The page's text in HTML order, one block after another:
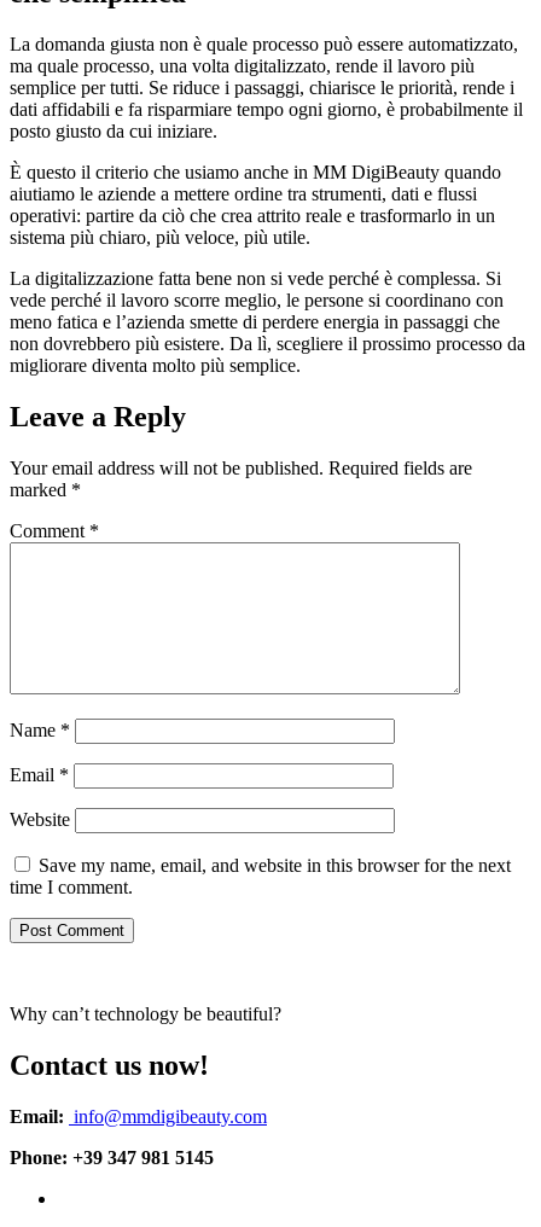
La domanda giusta non è quale processo può essere automatizzato,
ma quale processo, una volta digitalizzato, rende il lavoro più
semplice per tutti. Se riduce i passaggi, chiarisce le priorità, rende i
dati affidabili e fa risparmiare tempo ogni giorno, è probabilmente il
posto giusto da cui iniziare.
È questo il criterio che usiamo anche in MM DigiBeauty quando
aiutiamo le aziende a mettere ordine tra strumenti, dati e flussi
operativi: partire da ciò che crea attrito reale e trasformarlo in un
sistema più chiaro, più veloce, più utile.
La digitalizzazione fatta bene non si vede perché è complessa. Si
vede perché il lavoro scorre meglio, le persone si coordinano con
meno fatica e l’azienda smette di perdere energia in passaggi che
non dovrebbero più esistere. Da lì, scegliere il prossimo processo da
migliorare diventa molto più semplice.
Leave a Reply
Your email address will not be published. Required fields are
marked *
Comment *
Name *
Email *
Website
Save my name, email, and website in this browser for the next
time I comment.
Why can’t technology be beautiful?
Contact us now!
Email: info@mmdigibeauty.com
Phone: +39 347 981 5145